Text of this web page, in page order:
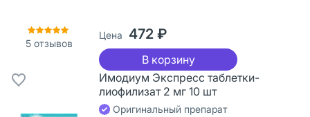
5 отзывов
Цена 472 ₽
В корзину
Имодиум Экспресс таблетки-
лиофилизат 2 мг 10 шт
Оригинальный препарат